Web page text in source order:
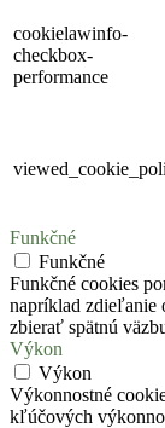
cookielawinfo-
checkbox-
performance
Funkčné
Funkčné
Funkčné cookies
napríklad zdieľanie
zbierať spätnú
Výkon
Výkon
Výkonnostné
kľúčových